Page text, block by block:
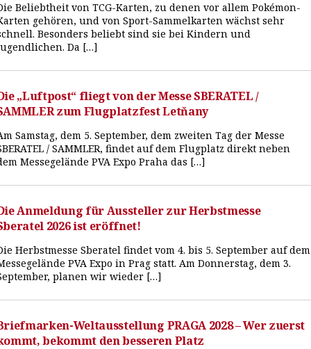
Beliebtheit von TCG-Karten, zu denen vor allem Pokémon-
gehören, und von Sport-Sammelkarten wächst sehr
Besonders beliebt sind sie bei Kindern und
Da […]
„Luftpost“ fliegt von der Messe SBERATEL /
zum Flugplatzfest Letňany
Samstag, dem 5. September, dem zweiten Tag der Messe
/ SAMMLER, findet auf dem Flugplatz direkt neben
Messegelände PVA Expo Praha das […]
Anmeldung für Aussteller zur Herbstmesse
2026 ist eröffnet!
Herbstmesse Sberatel findet vom 4. bis 5. September auf dem
PVA Expo in Prag statt. Am Donnerstag, dem 3.
planen wir wieder […]
Weltausstellung PRAGA 2028 – Wer zuerst
bekommt den besseren Platz